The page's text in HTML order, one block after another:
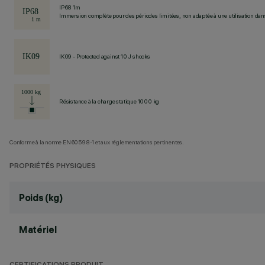
IP68 1m
Immersion complète pour des périodes limitées, non adaptée à une utilisation
IK09 - Protected against 10 J shocks
Résistance à la charge statique 1000 kg
Conforme à la norme EN60598-1 et aux réglementations pertinentes.
PROPRIÉTÉS PHYSIQUES
Poids (kg)
Matériel